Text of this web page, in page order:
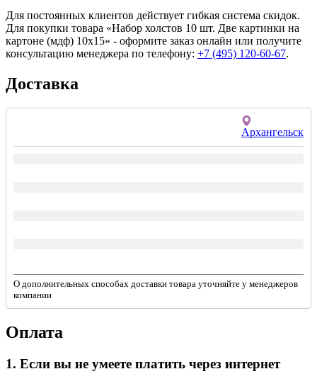
Для постоянных клиентов действует гибкая система скидок.
Для покупки товара «Набор холстов 10 шт. Две картинки на
картоне (мдф) 10x15» - оформите заказ онлайн или получите
консультацию менеджера по телефону: +7 (495) 120-60-67.
Доставка
Архангельск
О дополнительных способах доставки товара уточняйте у менеджеров
компании
Оплата
1. Если вы не умеете платить через интернет